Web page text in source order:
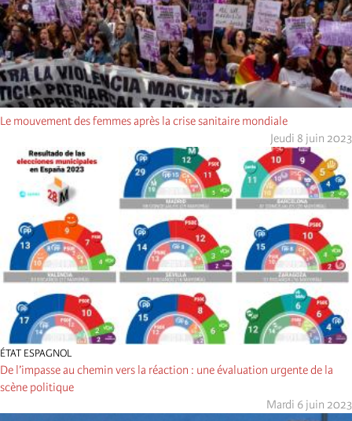
Le mouvement des femmes après la crise sanitaire mondiale
Jeudi 8 juin 2023
ÉTAT ESPAGNOL
De l’impasse au chemin vers la réaction : une évaluation urgente de la
scène politique
Mardi 6 juin 2023